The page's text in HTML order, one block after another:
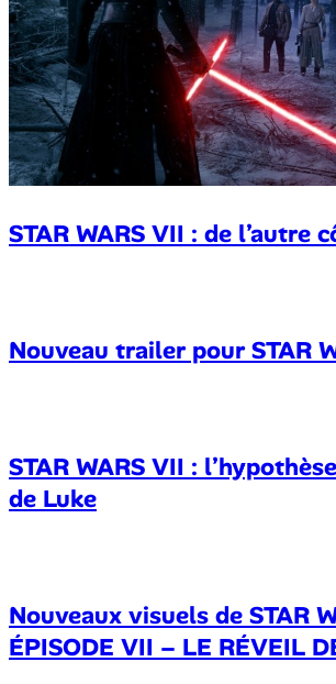
STAR WARS VII : de l’autre
Nouveau trailer pour STAR
STAR WARS VII :
de Luke
Nouveaux visuels de STAR
ÉPISODE VII – LE RÉVEIL